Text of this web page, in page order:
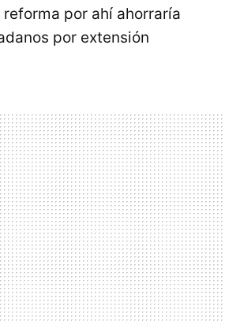
por ahí ahorraría
por extensión